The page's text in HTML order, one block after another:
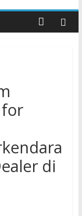
bagi Anak Asuh
di